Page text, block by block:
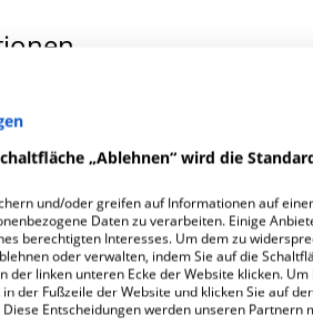
von MVZ - Zahninsel MVZ
90
„Ablehnen“ wird die
und/oder greifen auf Informationen auf
Daten zu verarbeiten. Einige
berechtigten Interesses. Um dem zu
oder verwalten, indem Sie auf die
der linken unteren Ecke der Website klicken.
der Fußzeile der Website und klicken Sie auf
Entscheidungen werden unseren